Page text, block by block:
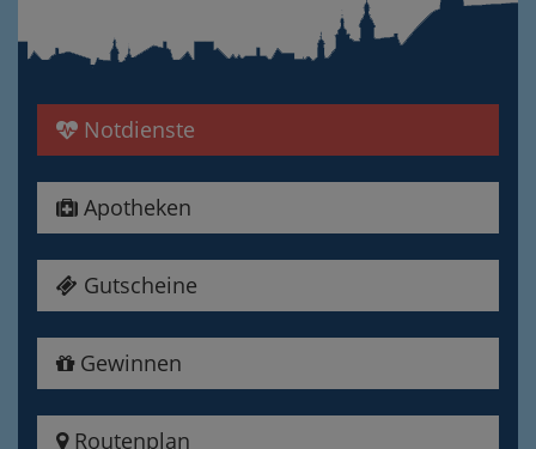
Notdienste
Apotheken
Gutscheine
Gewinnen
Routenplan